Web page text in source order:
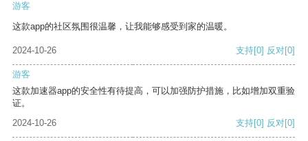
游客
这款app的社区氛围很温馨，让我能够感受到家的温暖。
2024-10-26 支持[0] 反对[0]
游客
这款加速器app的安全性有待提高，可以加强防护措施，比如增加双重验
证。
2024-10-26
支持[0] 反对[0]